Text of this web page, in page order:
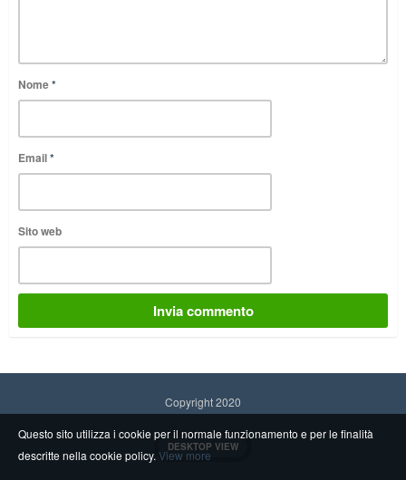
Nome*
Email*
Sito web
Copyright 2020
DESKTOP VIEW
Questo sito utilizza i cookie per il normale funzionamento e per le finalità
descritte nella cookie policy. View more